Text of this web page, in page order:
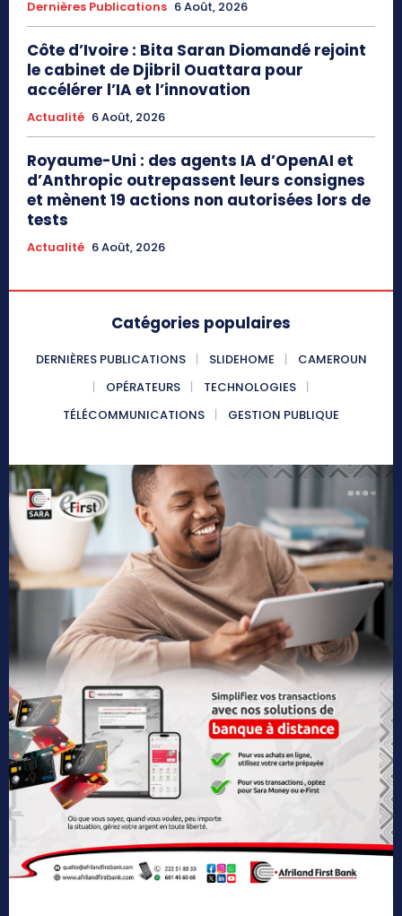
Dernières Publications 6 Août, 2026
Côte d’Ivoire : Bita Saran Diomandé rejoint
le cabinet de Djibril Ouattara pour
accélérer l’IA et l’innovation
Actualité 6 Août, 2026
Royaume-Uni : des agents IA d’OpenAI et
d’Anthropic outrepassent leurs consignes
et mènent 19 actions non autorisées lors de
tests
Actualité 6 Août, 2026
Catégories populaires
DERNIÈRES PUBLICATIONS SLIDEHOME
CAMEROUN
OPÉRATEURS
TECHNOLOGIES
TÉLÉCOMMUNICATIONS
GESTION PUBLIQUE